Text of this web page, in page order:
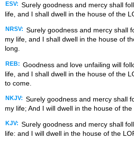
ESV: Surely goodness and mercy shall
life, and I shall dwell in the house of the
NRSV: Surely goodness and mercy shall
my life, and I shall dwell in the house of
long.
REB: Goodness and love unfailing will
life, and I shall dwell in the house of the
to come.
NKJV: Surely goodness and mercy shall
my life; And I will dwell in the house of the
KJV: Surely goodness and mercy shall
life: and I will dwell in the house of the